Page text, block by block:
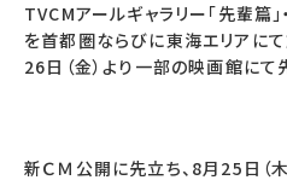
TVCMアールギャラリー「先輩篇」
を首都圏ならびに東海エリアに
26日（金）より一部の映画館にて
新ＣＭ公開に先立ち、8月25日（